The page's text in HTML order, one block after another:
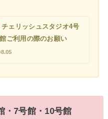
チェリッシュスタジオ4号
ご利用の際のお願い
・7号館・10号館